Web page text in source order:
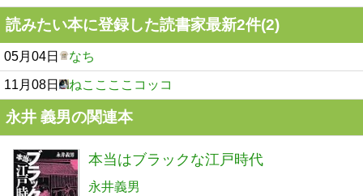
読みたい本に登録した読書家最新2件(2)
05月04日 なち
11月08日 ねここここコッコ
永井 義男の関連本
本当はブラックな江戸時代
永井義男